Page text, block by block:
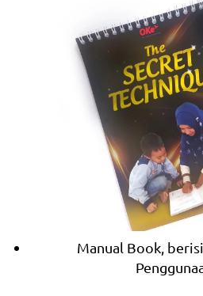
Manual Book,